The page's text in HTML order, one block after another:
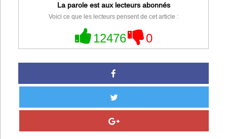
La parole est aux lecteurs abonnés
Voici ce que les lecteurs pensent de cet article :
12476 0